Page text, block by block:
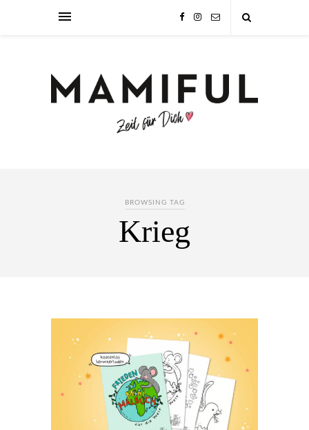
BROWSING TAG
Krieg